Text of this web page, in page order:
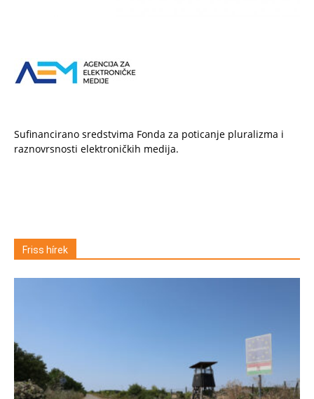
Sufinancirano sredstvima Fonda za poticanje pluralizma i
raznovrsnosti elektroničkih medija.
Friss hírek